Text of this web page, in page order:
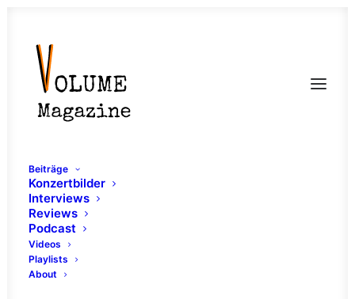
Beiträge
Konzertbilder
Interviews
Reviews
Podcast
Videos
Playlists
About